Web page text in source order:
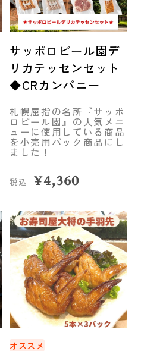
サッポロビール園デ
リカテッセンセット
◆CRカンパニー
札幌屈指の名所『サッポ
ロビール園』の人気メニ
ューに使用している商品
を小売用パック商品にし
ました！
税込 ¥4,360
オススメ